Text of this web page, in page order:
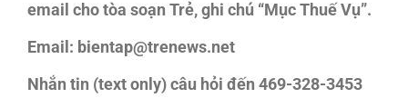
email cho tòa soạn Trẻ, ghi chú “Mục Thuế Vụ”.
Email: bientap@trenews.net
Nhắn tin (text only) câu hỏi đến 469-328-3453